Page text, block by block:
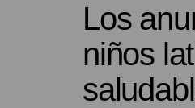
Los
niños